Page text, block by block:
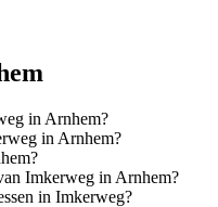
in Arnhem?
in Arnhem?
Imkerweg in Arnhem?
in Imkerweg?